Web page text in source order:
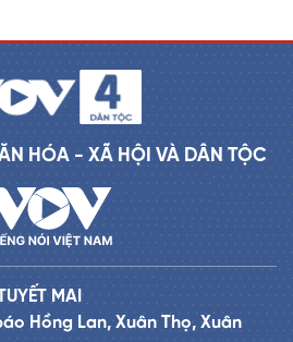
HÓA - XÃ HỘI VÀ DÂN TỘC
MAI
Hồng Lan, Xuân Thọ, Xuân